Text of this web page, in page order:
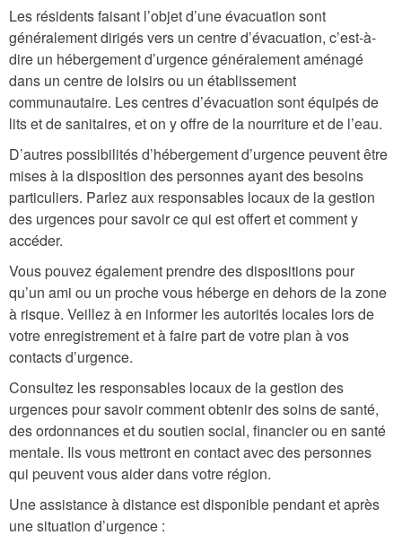
Les résidents faisant l’objet d’une évacuation sont
généralement dirigés vers un centre d’évacuation, c’est-à-
dire un hébergement d’urgence généralement aménagé
dans un centre de loisirs ou un établissement
communautaire. Les centres d’évacuation sont équipés de
lits et de sanitaires, et on y offre de la nourriture et de l’eau.
D’autres possibilités d’hébergement d’urgence peuvent être
mises à la disposition des personnes ayant des besoins
particuliers. Parlez aux responsables locaux de la gestion
des urgences pour savoir ce qui est offert et comment y
accéder.
Vous pouvez également prendre des dispositions pour
qu’un ami ou un proche vous héberge en dehors de la zone
à risque. Veillez à en informer les autorités locales lors de
votre enregistrement et à faire part de votre plan à vos
contacts d’urgence.
Consultez les responsables locaux de la gestion des
urgences pour savoir comment obtenir des soins de santé,
des ordonnances et du soutien social, financier ou en santé
mentale. Ils vous mettront en contact avec des personnes
qui peuvent vous aider dans votre région.
Une assistance à distance est disponible pendant et après
une situation d’urgence :